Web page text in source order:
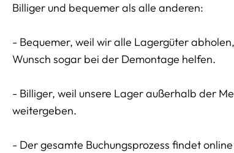
Billiger und bequemer als alle anderen:
- Bequemer, weil wir alle Lagergüter
Wunsch sogar bei der Demontage helfen.
- Billiger, weil unsere Lager außerhalb der
weitergeben.
- Der gesamte Buchungsprozess findet